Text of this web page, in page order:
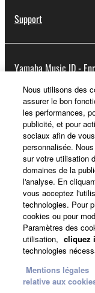
Support
Yamaha Music ID -
A propos de Yamaha
France - French
Professionnel
Nous utilisons des
assurer le bon
les performances,
publicité, et pour
sociaux afin de
personnalisée.
sur votre utilisation
domaines de la
l'analyse. En
vous acceptez
technologies. Pour
cookies ou pour
Paramètres des
utilisation, cliquez
technologies
Mentions légales
relative aux